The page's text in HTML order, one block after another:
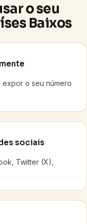
o seu
Baixos
o seu número
sociais
Twitter (X),